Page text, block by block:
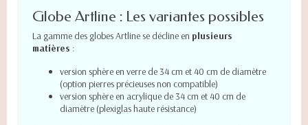
Globe Artline : Les variantes possibles
La gamme des globes Artline se décline en plusieurs
matières :
version sphère en verre de 34 cm et 40 cm de diamètre
(option pierres précieuses non compatible)
version sphère en acrylique de 34 cm et 40 cm de
diamètre (plexiglas haute résistance)